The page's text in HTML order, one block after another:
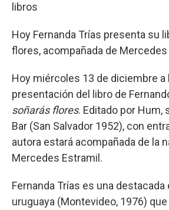
libros
Hoy Fernanda Trías presenta su
flores, acompañada de Mercedes
Hoy miércoles 13 de diciembre a
presentación del libro de
soñarás flores. Editado por Hum,
Bar (San Salvador 1952), con
autora estará acompañada de la
Mercedes Estramil.
Fernanda Trías es una
uruguaya (Montevideo, 1976) que